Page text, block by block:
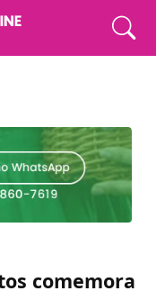
comemora